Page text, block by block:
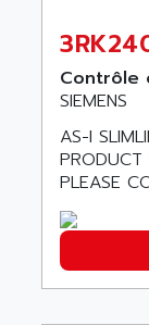
CNC
SMART
GP 70
S4-S4C
SIAX
FESTO
AFAG
AFDI
AFP
AG
AGE
Contrôle
SIEMENS
AS-I
PRODUCT
PLEASE